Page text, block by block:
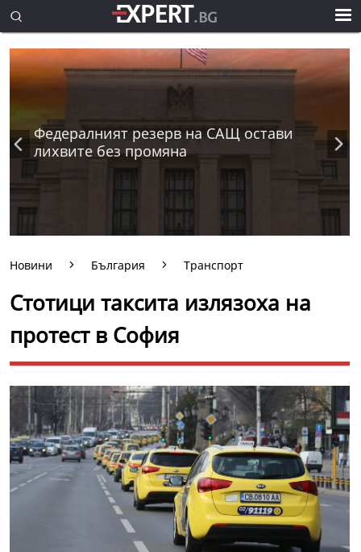
Федералният резерв на САЩ остави
лихвите без промяна
Новини България Транспорт
Стотици таксита излязоха на
протест в София